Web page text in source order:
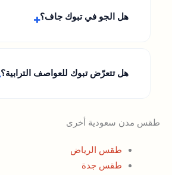
هل الجو في تبوك جاف؟
هل تتعرّض تبوك للعواصف الترابية؟
طقس مدن سعودية أخرى
طقس الرياض
طقس جدة